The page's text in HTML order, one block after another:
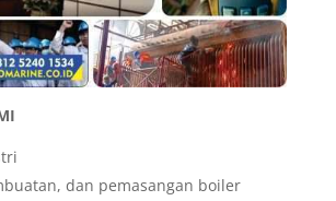
dan pemasangan boiler